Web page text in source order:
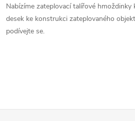
v
l
c
Nabízíme zateplovací talířové hmoždinky
desek ke konstrukci zateplovaného
podívejte se.